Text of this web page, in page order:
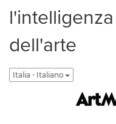
dell'arte
Italia - Italiano